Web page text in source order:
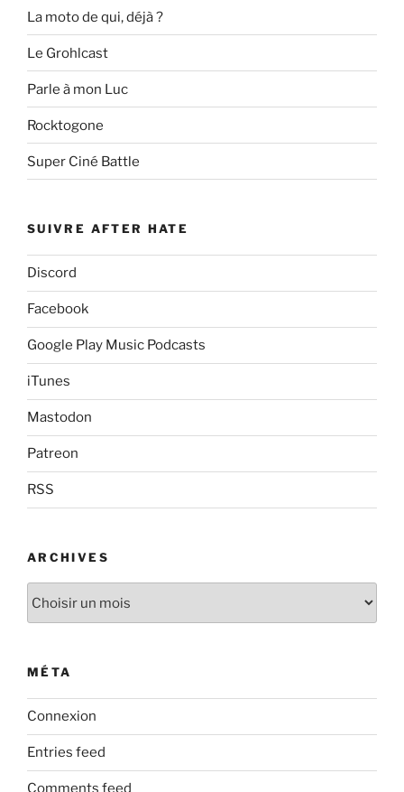
La moto de qui, déjà ?
Le Grohlcast
Parle à mon Luc
Rocktogone
Super Ciné Battle
SUIVRE AFTER HATE
Discord
Facebook
Google Play Music Podcasts
iTunes
Mastodon
Patreon
RSS
ARCHIVES
MÉTA
Connexion
Entries feed